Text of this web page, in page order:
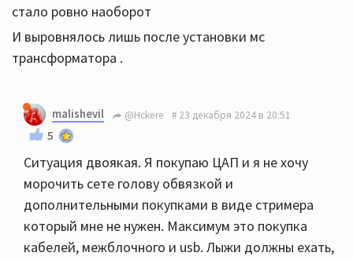
стало ровно наоборот
И выровнялось лишь после установки мс
трансформатора .
malishevil @Hckere 23 декабря 2024 в 20:51
5
Ситуация двоякая. Я покупаю ЦАП и я не хочу
морочить сете голову обвязкой и
дополнительными покупками в виде стримера
который мне не нужен. Максимум это покупка
кабелей, межблочного и usb. Лыжи должны ехать,